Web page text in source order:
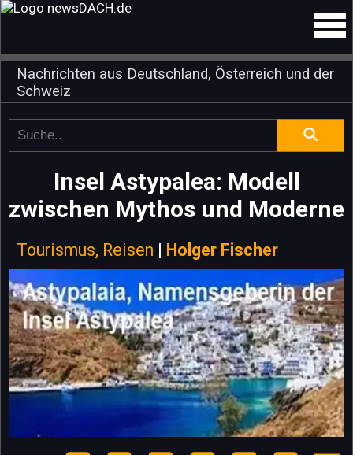
Nachrichten aus Deutschland, Österreich und der
Schweiz
Insel Astypalea: Modell
zwischen Mythos und Moderne
Tourismus, Reisen | Holger Fischer